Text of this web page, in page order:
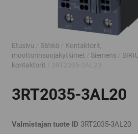
Etusivu Sähkö
Kontaktorit,
moottorinsuojakytkimet
Siemens
kontaktorit
3RT2035-3AL20
Valmistajan tuote ID 3RT2035-3AL20